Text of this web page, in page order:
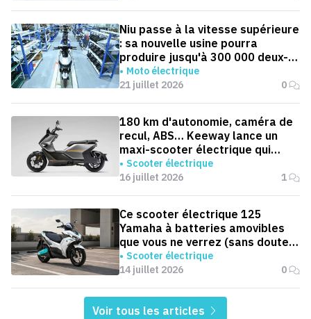
Niu passe à la vitesse supérieure
: sa nouvelle usine pourra
produire jusqu'à 300 000 deux-
roues électriques par an
Moto électrique
21 juillet 2026
0
180 km d'autonomie, caméra de
recul, ABS… Keeway lance un
maxi-scooter électrique qui
défie le BMW CE 04
Scooter électrique
16 juillet 2026
1
Ce scooter électrique 125
Yamaha à batteries amovibles
que vous ne verrez (sans doute)
jamais en Europe
Scooter électrique
14 juillet 2026
0
Voir tous les articles